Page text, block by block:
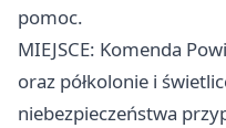
pomoc.
MIEJSCE: Komenda
oraz półkolonie i
niebezpieczeństwa